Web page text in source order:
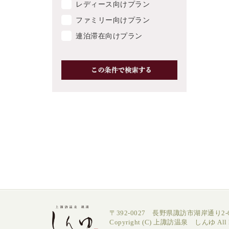
レディース向けプラン
ファミリー向けプラン
連泊滞在向けプラン
〒392-0027 長野県諏訪市湖岸通り2-
Copyright (C) 上諏訪温泉 しんゆ All